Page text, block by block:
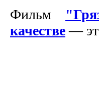
Фильм
качестве—